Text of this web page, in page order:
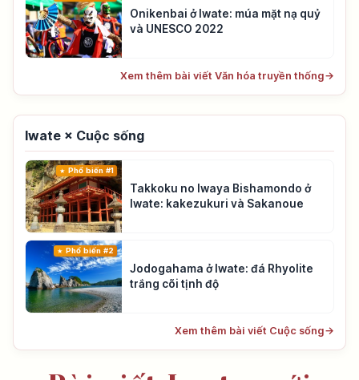
Onikenbai ở Iwate: múa mặt nạ quỷ
và UNESCO 2022
Xem thêm bài viết Văn hóa truyền thống→
Iwate × Cuộc sống
Phổ biến #1
Takkoku no Iwaya Bishamondo ở
Iwate: kakezukuri và Sakanoue
Phổ biến #2
Jodogahama ở Iwate: đá Rhyolite
trắng cõi tịnh độ
Xem thêm bài viết Cuộc sống→